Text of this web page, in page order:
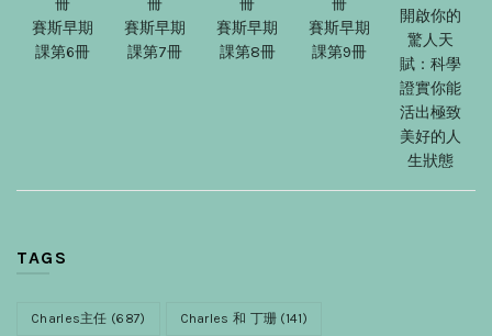
賽斯早期
課第6冊
賽斯早期
課第7冊
賽斯早期
課第8冊
賽斯早期
課第9冊
開啟你的
驚人天
賦：科學
證實你能
活出極致
美好的人
生狀態
TAGS
Charles主任 (687) Charles 和 丁珊 (141)